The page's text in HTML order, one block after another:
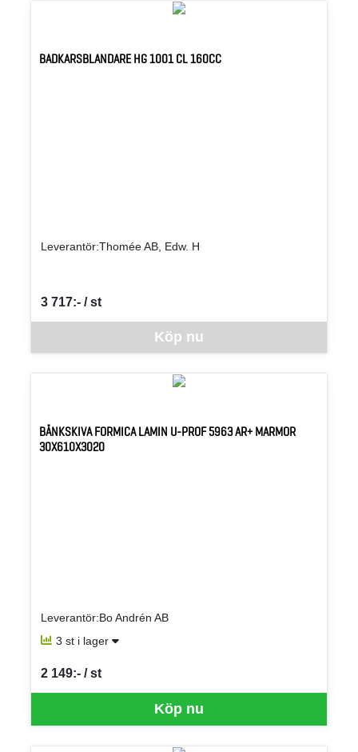
BADKARSBLANDARE HG 1001 CL 160CC
Leverantör:Thomée AB, Edw. H
Köp nu
3 717:- / st
SEK per ST
BÄNKSKIVA FORMICA LAMIN U-PROF 5963 AR+ MARMOR
30X610X3020
Leverantör:Bo Andrén AB
3 st i lager
Köp nu
2 149:- / st
SEK per ST